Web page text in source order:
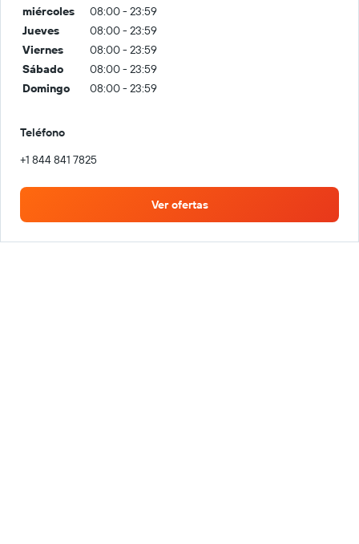
miércoles
08:00 - 23:59
Jueves
08:00 - 23:59
Viernes
08:00 - 23:59
Sábado
08:00 - 23:59
Domingo
08:00 - 23:59
Teléfono
+1 844 841 7825
Ver ofertas